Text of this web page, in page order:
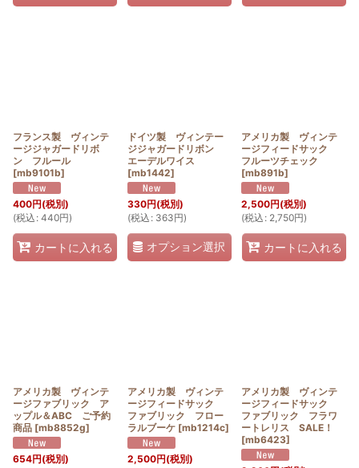
フランス製 ヴィンテ
ージジャガードリボ
ン フルール
[mb9101b]
400円(税別)
(税込 : 440円)
カートに入れる
ドイツ製 ヴィンテー
ジジャガードリボン
エーデルワイス
[mb1442]
330円(税別)
(税込 : 363円)
オプション選択
アメリカ製 ヴィンテ
ージフィードサック
フルーツチェック
[mb891b]
2,500円(税別)
(税込 : 2,750円)
カートに入れる
アメリカ製 ヴィンテ
ージファブリック ア
ップル＆ABC ご予約
商品 [mb8852g]
654円(税別)
アメリカ製 ヴィンテ
ージフィードサック
ファブリック フロー
ラルブーケ [mb1214c]
2,500円(税別)
アメリカ製 ヴィンテ
ージフィードサック
ファブリック フラワ
ートレリス SALE！
[mb6423]